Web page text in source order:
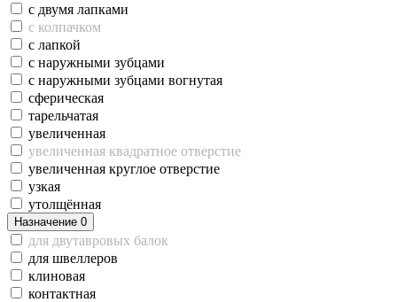
с двумя лапками
с колпачком
с лапкой
с наружными зубцами
с наружными зубцами вогнутая
сферическая
тарельчатая
увеличенная
увеличенная квадратное отверстие
увеличенная круглое отверстие
узкая
утолщённая
Назначение 0
для двутавровых балок
для швеллеров
клиновая
контактная